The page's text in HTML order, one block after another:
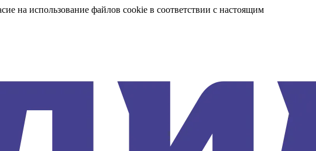
на использование файлов cookie в соответствии с настоящим